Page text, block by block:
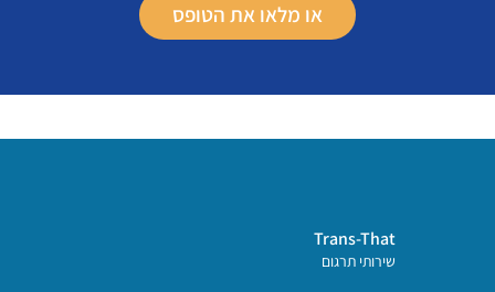
או מלאו את הטופס
Trans-That
שירותי תרגום